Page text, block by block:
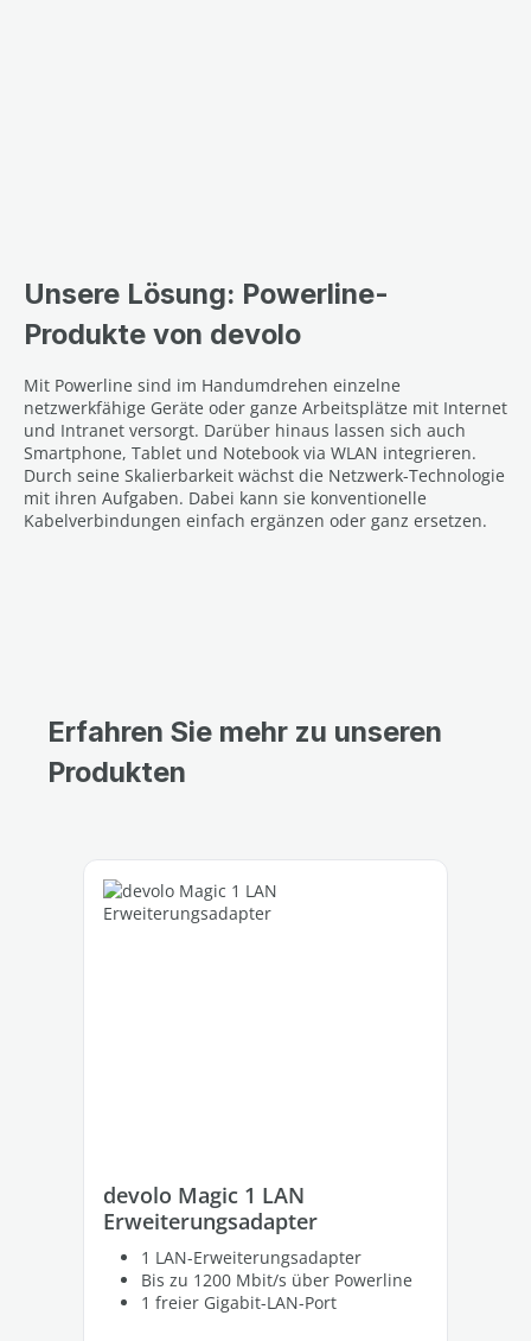
Unsere Lösung: Powerline-
Produkte von devolo
Mit Powerline sind im Handumdrehen einzelne
netzwerkfähige Geräte oder ganze Arbeitsplätze mit Internet
und Intranet versorgt. Darüber hinaus lassen sich auch
Smartphone, Tablet und Notebook via WLAN integrieren.
Durch seine Skalierbarkeit wächst die Netzwerk-Technologie
mit ihren Aufgaben. Dabei kann sie konventionelle
Kabelverbindungen einfach ergänzen oder ganz ersetzen.
Erfahren Sie mehr zu unseren
Produkten
Produktgalerie überspringen
devolo Magic 1 LAN
Erweiterungsadapter
1 LAN-Erweiterungsadapter
Bis zu 1200 Mbit/s über Powerline
1 freier Gigabit-LAN-Port